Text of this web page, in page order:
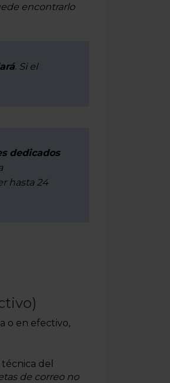
encontrarlo
. Si el
dedicados
hasta 24
o en efectivo,
del
de correo no